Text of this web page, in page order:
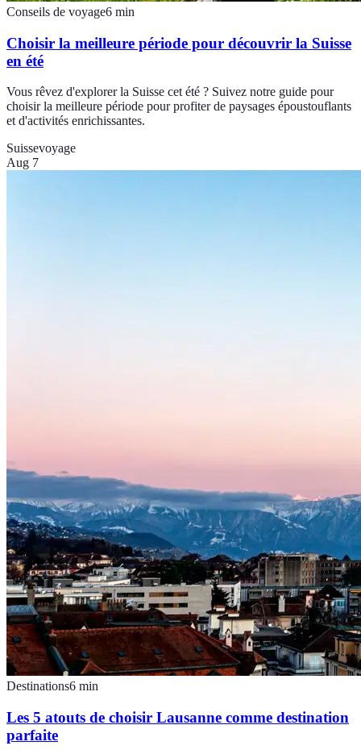
Conseils de voyage6 min
Choisir la meilleure période pour découvrir la Suisse
en été
Vous rêvez d'explorer la Suisse cet été ? Suivez notre guide pour
choisir la meilleure période pour profiter de paysages époustouflants
et d'activités enrichissantes.
Suissevoyage
Aug 7
Destinations6 min
Les 5 atouts de choisir Lausanne comme destination
parfaite